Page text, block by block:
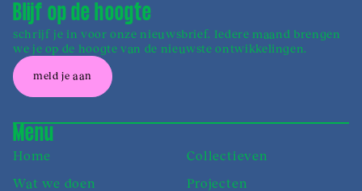
Blijf op de hoogte
schrijf je in voor onze nieuwsbrief. Iedere maand brengen
we je op de hoogte van de nieuwste ontwikkelingen.
meld je aan
Menu
Home
Collectieven
Wat we doen
Projecten